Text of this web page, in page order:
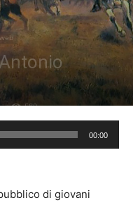
589
00:00
di giovani